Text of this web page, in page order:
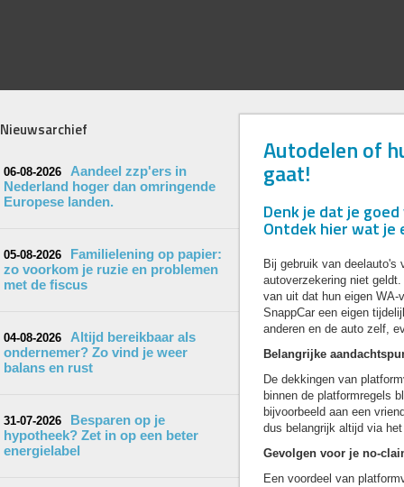
Nieuwsarchief
06-08-2026
Aandeel zzp'ers in
Nederland hoger dan omringende
Europese landen.
05-08-2026
Familielening op papier:
zo voorkom je ruzie en problemen
met de fiscus
04-08-2026
Altijd bereikbaar als
ondernemer? Zo vind je weer
balans en rust
31-07-2026
Besparen op je
hypotheek? Zet in op een beter
energielabel
Autodelen of
gaat!
Denk je dat je
Ontdek hier wat
Bij gebruik van deelauto's
autoverzekering niet
van uit dat hun eigen
SnappCar een eigen
anderen en de auto zelf,
Belangrijke
De dekkingen van
binnen de platformregels
bijvoorbeeld aan een
dus belangrijk altijd via
Gevolgen voor je no-
Een voordeel van